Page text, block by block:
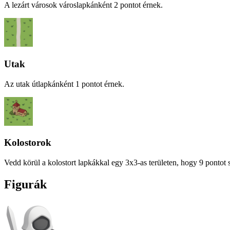
A lezárt városok városlapkánként 2 pontot érnek.
Utak
Az utak útlapkánként 1 pontot érnek.
Kolostorok
Vedd körül a kolostort lapkákkal egy 3x3-as területen, hogy 9 pontot
Figurák